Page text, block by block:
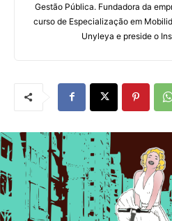
Gestão Pública. Fundadora da
curso de Especialização em
Unyleya e preside o